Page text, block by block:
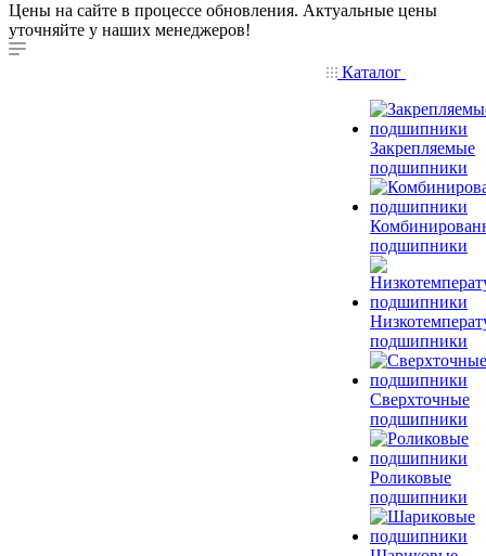
Цены на сайте в процессе обновления. Актуальные цены
уточняйте у наших менеджеров!
Каталог
Закрепляемые
подшипники
подшипники
подшипники
Сверхточные
подшипники
Роликовые
подшипники